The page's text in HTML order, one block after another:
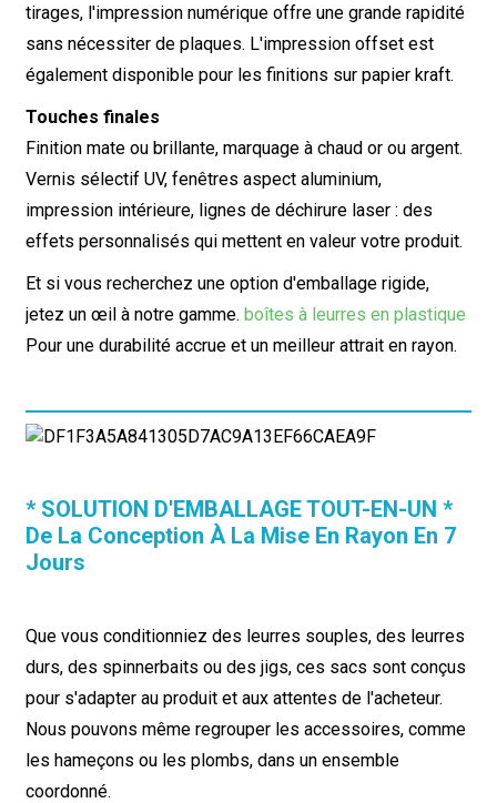
tirages, l'impression numérique offre une grande rapidité
sans nécessiter de plaques. L'impression offset est
également disponible pour les finitions sur papier kraft.
Touches finales
Finition mate ou brillante, marquage à chaud or ou argent.
Vernis sélectif UV, fenêtres aspect aluminium,
impression intérieure, lignes de déchirure laser : des
effets personnalisés qui mettent en valeur votre produit.
Et si vous recherchez une option d'emballage rigide,
jetez un œil à notre gamme. boîtes à leurres en plastique
Pour une durabilité accrue et un meilleur attrait en rayon.
* SOLUTION D'EMBALLAGE TOUT-EN-UN *
De La Conception À La Mise En Rayon En 7
Jours
Que vous conditionniez des leurres souples, des leurres
durs, des spinnerbaits ou des jigs, ces sacs sont conçus
pour s'adapter au produit et aux attentes de l'acheteur.
Nous pouvons même regrouper les accessoires, comme
les hameçons ou les plombs, dans un ensemble
coordonné.